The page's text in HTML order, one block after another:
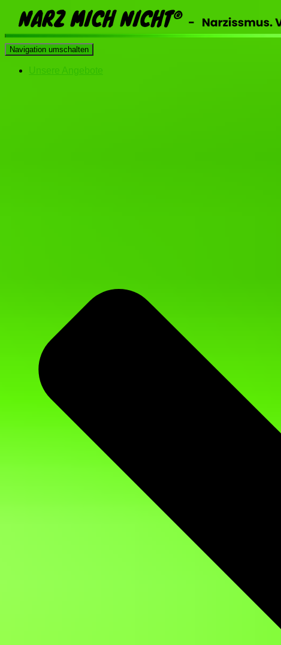
Navigation umschalten
Unsere Angebote